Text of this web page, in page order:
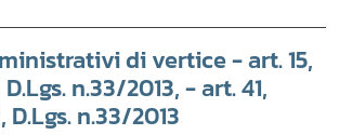
di vertice - art. 15,
n.33/2013, - art. 41,
n.33/2013